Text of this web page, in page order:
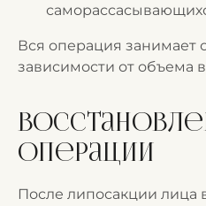
Вся операция занимает
зависимости от объема
операции
После липосакции лица